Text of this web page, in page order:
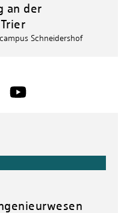
an der
Schneidershof